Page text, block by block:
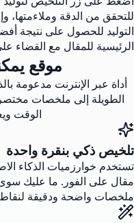
للتحقق من الدقة وملاءمتها،
التوليد للحصول على نتيجة
الرئيسية للمقال مع القضاء
موقع
أداة عبر الإنترنت مدعومة
الطويلة إلى ملخصات
الوقت
تلخيص ذكي بنقرة واحدة
تستخدم خوارزميات الذكاء
مقال على الفور. ما عليك
ملخصات واضحة ودقيقة لنقاط